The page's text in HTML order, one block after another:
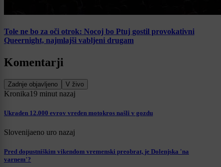
Tole ne bo za oči otrok: Nocoj bo Ptuj gostil provokativni
Queernight, najmlajši vabljeni drugam
Komentarji
Zadnje objavljeno V živo
Kronika19 minut nazaj
Ukraden 12.000 evrov vreden motokros našli v gozdu
Slovenijaeno uro nazaj
Pred dopustniškim vikendom vremenski preobrat, je Dolenjska 'na
varnem'?